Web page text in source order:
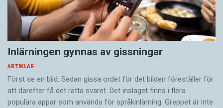
Inlärningen gynnas av gissningar
ARTIKLAR
Först se en bild. Sedan gissa ordet för det bilden föreställer för
att därefter få det rätta svaret. Det inslaget finns i flera
populära appar som används för språkinlärning. Greppet är inte